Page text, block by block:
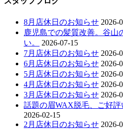
8月店休日のお知らせ 2026-
鹿児島での髪質改善。谷山
い。
2026-07-15
7月店休日のお知らせ 2026-
6月店休日のお知らせ 2026-
5月店休日のお知らせ 2026-
4月店休日のお知らせ 2026-
3月店休日のお知らせ 2026-
話題の眉WAX脱毛、ご好評
2026-02-15
2月店休日のお知らせ 2026-